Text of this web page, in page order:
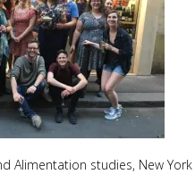
Alimentation studies, New